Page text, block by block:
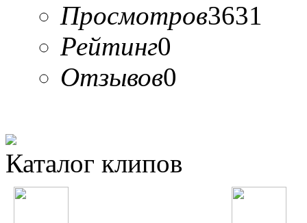
Просмотров3631
Рейтинг0
Отзывов0
Каталог клипов